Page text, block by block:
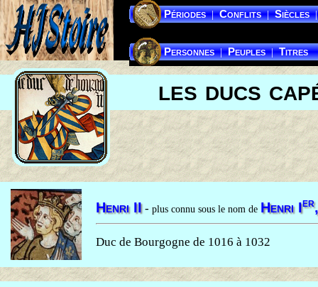
Périodes | Conflits | Siècles |
Personnes | Peuples | Titres
les ducs
Henri II- plus connu sous le nom de Henri Ier
Duc de Bourgogne de 1016 à 1032